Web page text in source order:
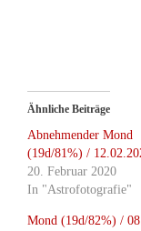
Ähnliche Beiträge
Abnehmender Mond
(19d/81%) /
20. Februar 2020
In "Astrofotografie"
Mond (19d/82%) /